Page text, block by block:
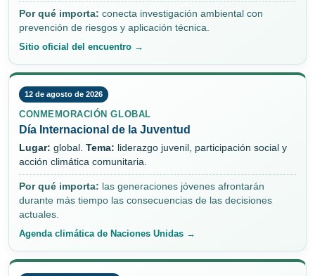
Por qué importa: conecta investigación ambiental con
prevención de riesgos y aplicación técnica.
Sitio oficial del encuentro →
12 de agosto de 2026
CONMEMORACIÓN GLOBAL
Día Internacional de la Juventud
Lugar: global. Tema: liderazgo juvenil, participación social y
acción climática comunitaria.
Por qué importa: las generaciones jóvenes afrontarán
durante más tiempo las consecuencias de las decisiones
actuales.
Agenda climática de Naciones Unidas →